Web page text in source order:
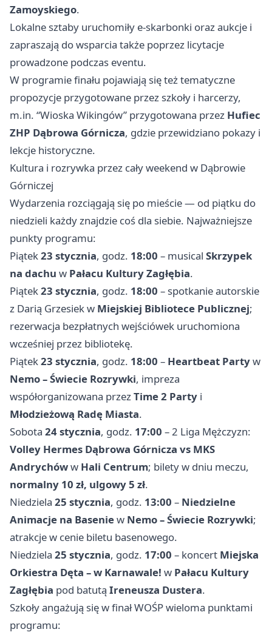
Zamoyskiego.
Lokalne sztaby uruchomiły e‑skarbonki oraz aukcje i
zapraszają do wsparcia także poprzez licytacje
prowadzone podczas eventu.
W programie finału pojawiają się też tematyczne
propozycje przygotowane przez szkoły i harcerzy,
m.in. “Wioska Wikingów” przygotowana przez Hufiec
ZHP Dąbrowa Górnicza, gdzie przewidziano pokazy i
lekcje historyczne.
Kultura i rozrywka przez cały weekend w Dąbrowie
Górniczej
Wydarzenia rozciągają się po mieście — od piątku do
niedzieli każdy znajdzie coś dla siebie. Najważniejsze
punkty programu:
Piątek23 stycznia, godz. 18:00 – musical Skrzypek
na dachu w Pałacu Kultury Zagłębia.
Piątek23 stycznia, godz. 18:00 – spotkanie autorskie
z Darią Grzesiek w Miejskiej Bibliotece Publicznej;
rezerwacja bezpłatnych wejściówek uruchomiona
wcześniej przez bibliotekę.
Piątek23 stycznia, godz. 18:00 – Heartbeat Partyw
Nemo – Świecie Rozrywki, impreza
współorganizowana przezTime 2 Party i
Młodzieżową Radę Miasta.
Sobota 24 stycznia, godz. 17:00 – 2 Liga Mężczyzn:
Volley Hermes Dąbrowa Górnicza vs MKS
Andrychóww Hali Centrum; bilety w dniu meczu,
normalny 10 zł, ulgowy 5 zł.
Niedziela 25 stycznia, godz. 13:00 – Niedzielne
Animacje na Baseniew Nemo – Świecie Rozrywki;
atrakcje w cenie biletu basenowego.
Niedziela 25 stycznia, godz. 17:00 – koncert Miejska
Orkiestra Dęta – w Karnawale! w Pałacu Kultury
Zagłębia pod batutą Ireneusza Dustera.
Szkoły angażują się w finał WOŚP wieloma punktami
programu: